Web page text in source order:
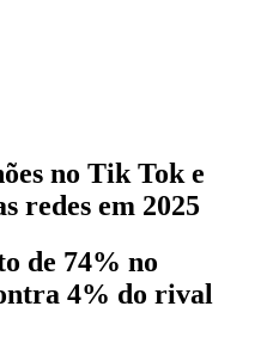
no Tik Tok e
redes em 2025
de 74% no
4% do rival